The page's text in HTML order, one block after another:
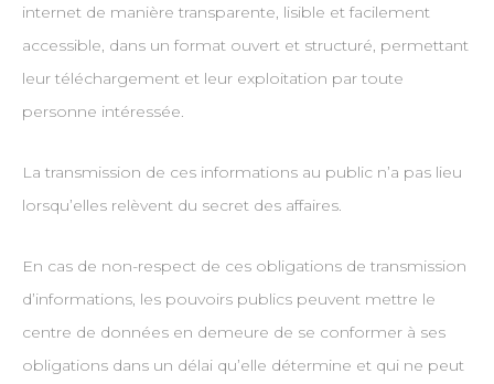
internet de manière transparente, lisible et facilement
accessible, dans un format ouvert et structuré, permettant
leur téléchargement et leur exploitation par toute
personne intéressée.
La transmission de ces informations au public n’a pas lieu
lorsqu’elles relèvent du secret des affaires.
En cas de non-respect de ces obligations de transmission
d’informations, les pouvoirs publics peuvent mettre le
centre de données en demeure de se conformer à ses
obligations dans un délai qu’elle détermine et qui ne peut